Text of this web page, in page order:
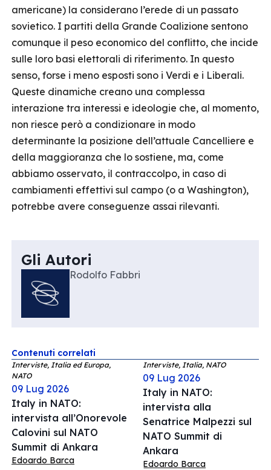
americane) la considerano l’erede di un passato
sovietico. I partiti della Grande Coalizione sentono
comunque il peso economico del conflitto, che incide
sulle loro basi elettorali di riferimento. In questo
senso, forse i meno esposti sono i Verdi e i Liberali.
Queste dinamiche creano una complessa
interazione tra interessi e ideologie che, al momento,
non riesce però a condizionare in modo
determinante la posizione dell’attuale Cancelliere e
della maggioranza che lo sostiene, ma, come
abbiamo osservato, il contraccolpo, in caso di
cambiamenti effettivi sul campo (o a Washington),
potrebbe avere conseguenze assai rilevanti.
Gli Autori
Rodolfo Fabbri
Contenuti correlati
Interviste, Italia ed Europa,
NATO
09 Lug 2026
Italy in NATO:
intervista all’Onorevole
Calovini sul NATO
Summit di Ankara
Edoardo Barca
Interviste, Italia, NATO
09 Lug 2026
Italy in NATO:
intervista alla
Senatrice Malpezzi sul
NATO Summit di
Ankara
Edoardo Barca